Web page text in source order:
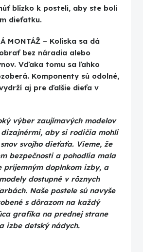
blízko k posteli, aby ste boli
dieťatku.
MONTÁŽ – Kolíska sa dá
bez náradia alebo
Vďaka tomu sa ľahko
Komponenty sú odolné,
aj pre ďalšie dieťa v
výber zaujímavých modelov
aby si rodičia mohli
svojho dieťaťa. Vieme, že
bezpečnosti a pohodlia mala
príjemným doplnkom izby, a
dostupné v rôznych
Naše postele sú navyše
s dôrazom na každý
grafika na prednej strane
izbe detský nádych.